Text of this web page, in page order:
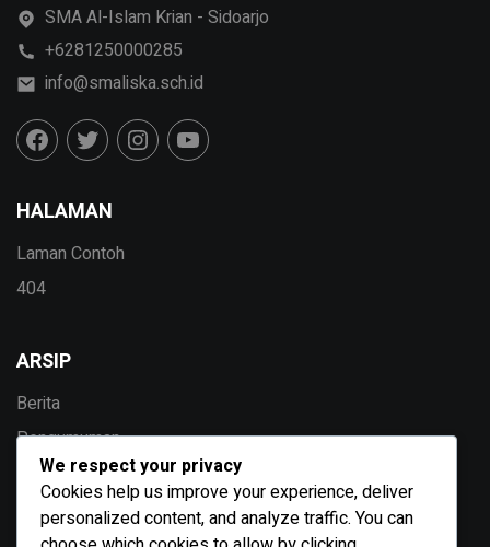
SMA Al-Islam Krian - Sidoarjo
+6281250000285
info@smaliska.sch.id
HALAMAN
Laman Contoh
404
ARSIP
Berita
Pengumuman
Agenda
Galeri
We respect your privacy
Cookies help us improve your experience, deliver
personalized content, and analyze traffic. You can